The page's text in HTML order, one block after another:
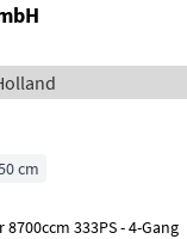
cm
8700ccm 333PS - 4-Gang